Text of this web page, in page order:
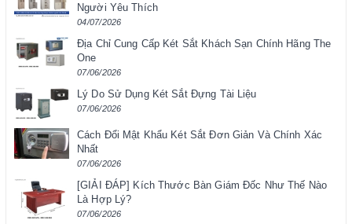
Người Yêu Thích
04/07/2026
Địa Chỉ Cung Cấp Két Sắt Khách Sạn Chính Hãng The
One
07/06/2026
Lý Do Sử Dụng Két Sắt Đựng Tài Liệu
07/06/2026
Cách Đổi Mật Khẩu Két Sắt Đơn Giản Và Chính Xác
Nhất
07/06/2026
[GIẢI ĐÁP] Kích Thước Bàn Giám Đốc Như Thế Nào
Là Hợp Lý?
07/06/2026